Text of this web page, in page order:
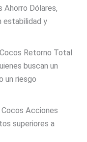
Ahorro Dólares,
estabilidad y
Retorno Total
buscan un
un riesgo
Acciones
superiores a